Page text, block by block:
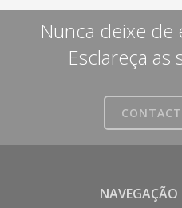
Nunca deixe de
Esclareça as
NAVEGAÇÃO